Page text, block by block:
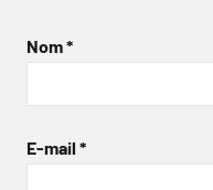
Nom*
E-mail *